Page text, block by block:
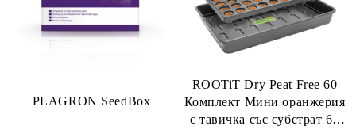
PLAGRON SeedBox
ROOTiT Dry Peat Free 60
Комплект Мини оранжерия
с тавичка със субстрат 60